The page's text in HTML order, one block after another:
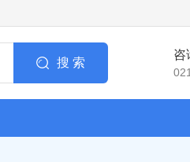
搜 索
咨